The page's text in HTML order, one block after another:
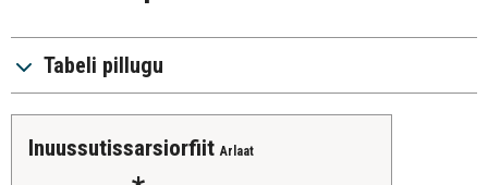
Tabeli pillugu
inuussutissarsiorfiit Arlaat